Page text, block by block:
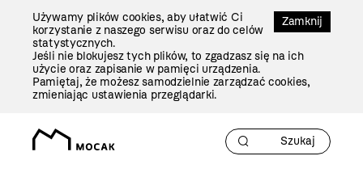
Zamknij
Używamy plików cookies, aby ułatwić Ci
korzystanie z naszego serwisu oraz do celów
statystycznych.
Jeśli nie blokujesz tych plików, to zgadzasz się na ich
użycie oraz zapisanie w pamięci urządzenia.
Pamiętaj, że możesz samodzielnie zarządzać cookies,
zmieniając ustawienia przeglądarki.